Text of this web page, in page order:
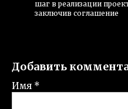
шаг в реализации
заключив соглашение
Добавить
Имя *